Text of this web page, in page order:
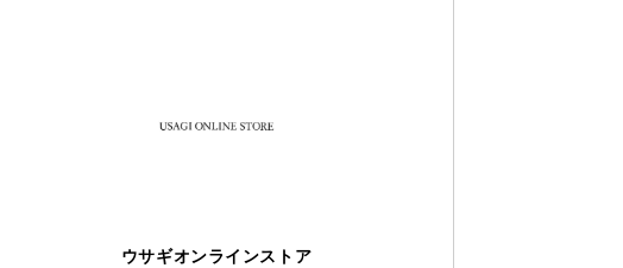
ウサギオンラインストア